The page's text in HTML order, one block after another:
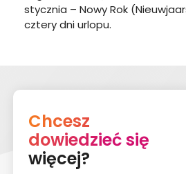
stycznia – Nowy Rok
cztery dni urlopu.
Chcesz
dowiedzieć się
więcej?